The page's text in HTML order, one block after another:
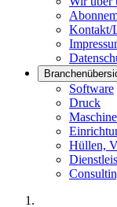
Kontakt/
Software
Druck
Hüllen,